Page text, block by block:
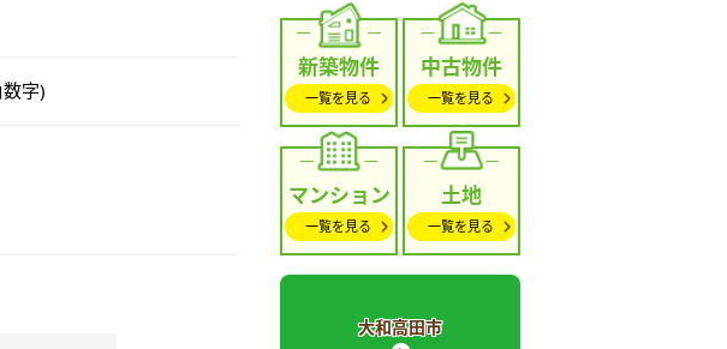
字)
新築物件
一覧を見る
中古物件
一覧を見る
マンション
一覧を見る
土地
一覧を見る
大和高田市